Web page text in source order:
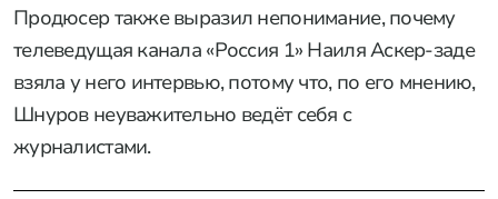
Продюсер также выразил непонимание, почему
телеведущая канала «Россия 1» Наиля Аскер-заде
взяла у него интервью, потому что, по его мнению,
Шнуров неуважительно ведёт себя с
журналистами.